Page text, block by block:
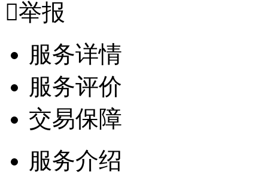
举报
服务详情
服务评价
交易保障
服务介绍